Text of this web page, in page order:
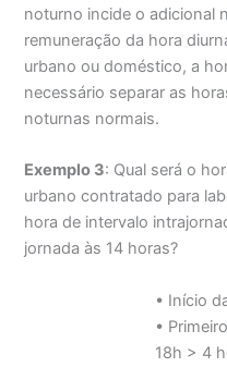
noturno incide o adicional
remuneração da hora
urbano ou doméstico, a
necessário separar as
noturnas normais.
Exemplo 3: Qual será o
urbano contratado para
hora de intervalo
jornada às 14 horas?
• Início
•
18h > 4